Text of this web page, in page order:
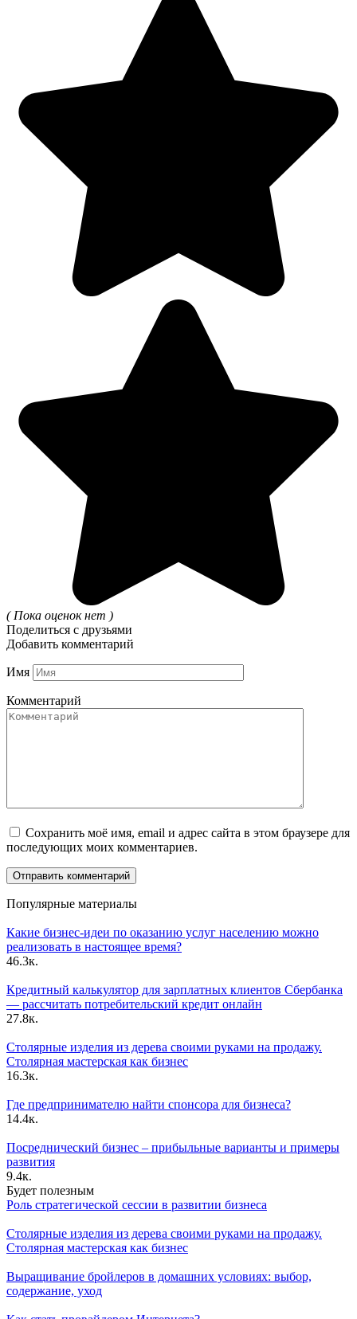
( Пока оценок нет )
Поделиться с друзьями
Добавить комментарий
Имя
Комментарий
Сохранить моё имя, email и адрес сайта в этом браузере для
последующих моих комментариев.
Популярные материалы
Какие бизнес-идеи по оказанию услуг населению можно
реализовать в настоящее время?
46.3к.
Кредитный калькулятор для зарплатных клиентов Сбербанка
— рассчитать потребительский кредит онлайн
27.8к.
Столярные изделия из дерева своими руками на продажу.
Столярная мастерская как бизнес
16.3к.
Где предпринимателю найти спонсора для бизнеса?
14.4к.
Посреднический бизнес – прибыльные варианты и примеры
развития
9.4к.
Будет полезным
Роль стратегической сессии в развитии бизнеса
Столярные изделия из дерева своими руками на продажу.
Столярная мастерская как бизнес
Выращивание бройлеров в домашних условиях: выбор,
содержание, уход